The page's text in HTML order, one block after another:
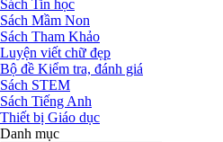
Sách Tin học
Sách Mầm Non
Sách Tham Khảo
Luyện viết chữ đẹp
Bộ đề Kiểm tra, đánh giá
Sách STEM
Sách Tiếng Anh
Thiết bị Giáo dục
Danh mục